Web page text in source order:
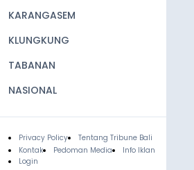
KARANGASEM
KLUNGKUNG
TABANAN
NASIONAL
Footer
Privacy Policy
Tentang Tribune Bali
Kontak
Pedoman Media
Info Iklan
Login